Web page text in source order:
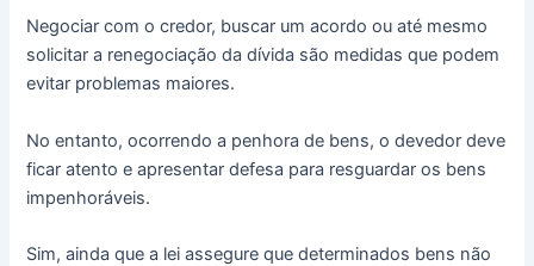
Negociar com o credor, buscar um acordo ou até mesmo
solicitar a renegociação da dívida são medidas que podem
evitar problemas maiores.
No entanto, ocorrendo a penhora de bens, o devedor deve
ficar atento e apresentar defesa para resguardar os bens
impenhoráveis.
Sim, ainda que a lei assegure que determinados bens não